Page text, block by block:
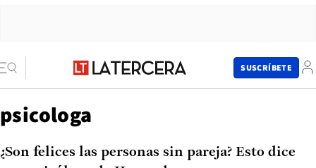
SUSCRÍBETE
psicologa
¿Son felices las personas sin pareja? Esto dice